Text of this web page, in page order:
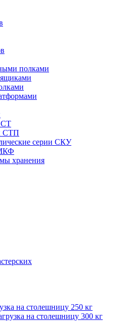
полками
СТ
СТП
серии СКУ
хранения
на столешницу 250 кг
на столешницу 300 кг